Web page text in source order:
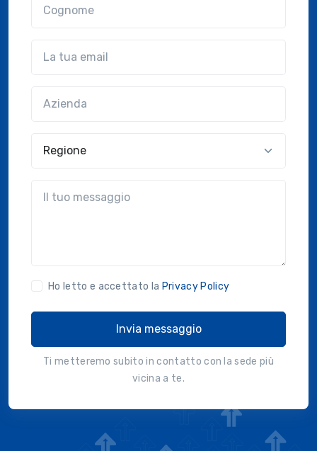
Ho letto e accettato la Privacy Policy
Invia messaggio
Ti metteremo subito in contatto con la sede più
vicina a te.